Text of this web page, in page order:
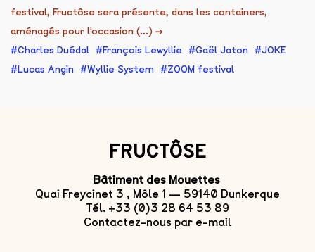
festival, Fructôse sera présente, dans les containers,
aménagés pour l'occasion (...) →
Charles Duédal
François Lewyllie Gaël Jaton
JOKE
Lucas Angin
Wyllie System ZOOM festival
FRUCTÔSE
Bâtiment des Mouettes
Quai Freycinet 3 , Môle 1 — 59140 Dunkerque
Tél. +33 (0)3 28 64 53 89
Contactez-nous par e-mail